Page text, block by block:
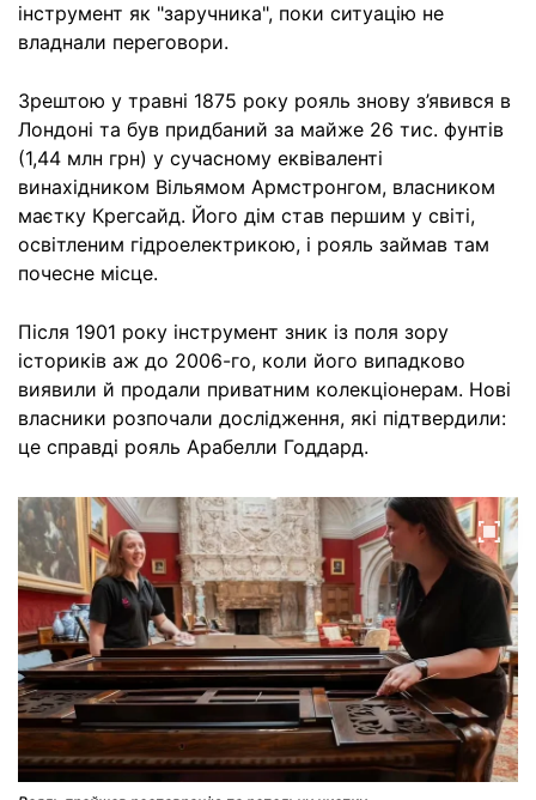
інструмент як "заручника", поки ситуацію не
владнали переговори.
Зрештою у травні 1875 року рояль знову з’явився в
Лондоні та був придбаний за майже 26 тис. фунтів
(1,44 млн грн) у сучасному еквіваленті
винахідником Вільямом Армстронгом, власником
маєтку Крегсайд. Його дім став першим у світі,
освітленим гідроелектрикою, і рояль займав там
почесне місце.
Після 1901 року інструмент зник із поля зору
істориків аж до 2006-го, коли його випадково
виявили й продали приватним колекціонерам. Нові
власники розпочали дослідження, які підтвердили:
це справді рояль Арабелли Годдард.